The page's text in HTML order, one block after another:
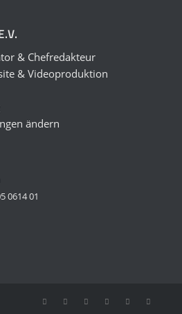
& Chefredakteur
& Videoproduktion
ändern
0614 01